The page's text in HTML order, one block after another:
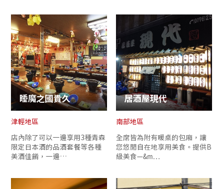
睡魔之國貴久
津輕地區
店內除了可以一邊享用3種青森
限定日本酒的品酒套餐等各種
美酒佳餚，一邊…
居酒屋現代
南部地區
全席皆為附有暖桌的包廂，讓
您悠閒自在地享用美食。提供B
級美食—&m…